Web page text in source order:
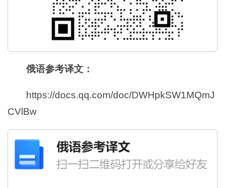
俄语参考译文：
https://docs.qq.com/doc/DWHpkSW1MQmJ
CVlBw